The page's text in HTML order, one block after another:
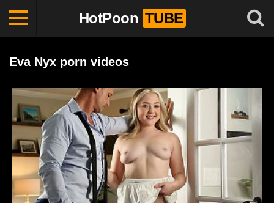
HotPoon TUBE
Eva Nyx porn videos